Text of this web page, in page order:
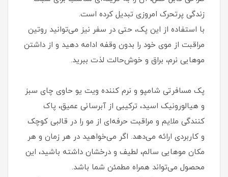
زندگی پرتحرک امروزی تبدیل کرده است.
با استفاده از این پک، حتی در سفر نیز می‌توانید روتین
مراقبت از موی خود را بدون وقفه ادامه دهید و از داشتن
موهایی نرم، براق و خوش‌حالت لذت ببرید.
پک مسافرتی شامپو و نرم‌ کننده ویت یو حاوی چای سبز
و هیالورونیک اسید، ترکیبی از آبرسانی عمیق، پاک‌
کنندگی ملایم و مراقبت حرفه‌ای از مو را در قالبی کوچک
و کاربردی ارائه می‌دهد. اگر می‌خواهید در هر زمان و هر
مکان موهایی سالم، لطیف و درخشان داشته باشید، این
محصول می‌تواند همراه مطمئن شما باشد.